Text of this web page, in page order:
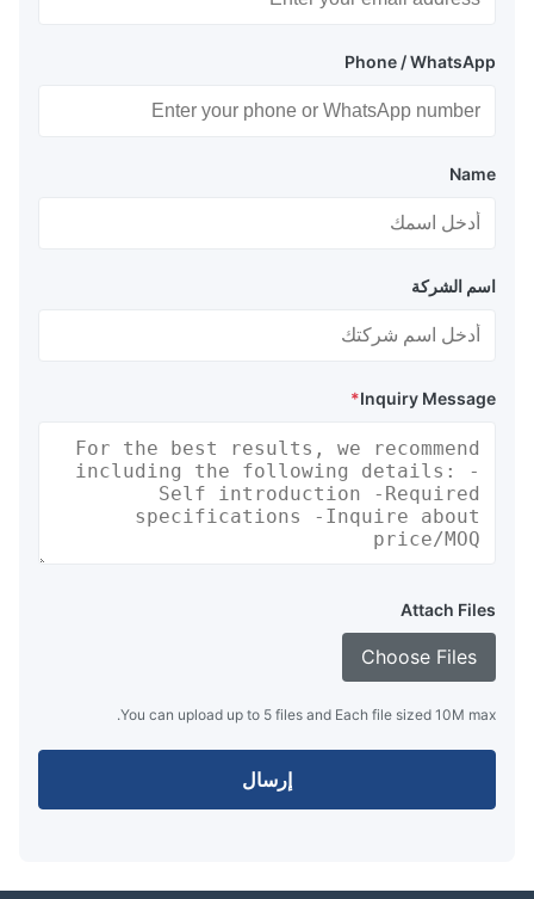
Phone / WhatsApp
Name
اسم الشركة
Inquiry Message
*
Attach Files
Choose Files
You can upload up to 5 files and Each file sized 10M max.
إرسال